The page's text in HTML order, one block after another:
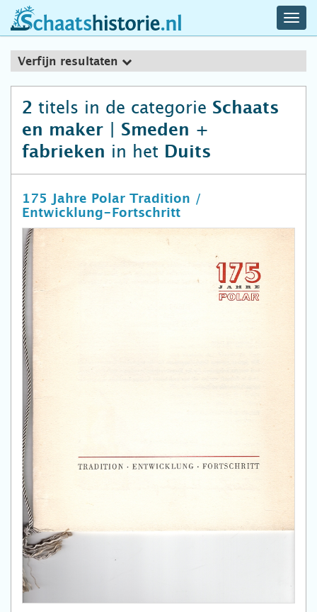
schaatshistorie.nl
Verfijn resultaten
2 titels in de categorie Schaats
en maker | Smeden +
fabrieken in het Duits
175 Jahre Polar Tradition /
Entwicklung-Fortschritt